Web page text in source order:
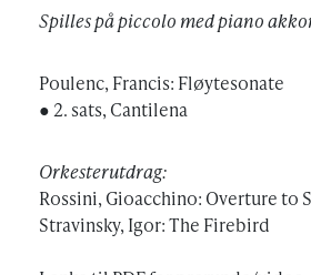
Spilles på piccolo med piano
Poulenc, Francis: Fløytesonate
● 2. sats, Cantilena
Orkesterutdrag:
Rossini, Gioacchino: Overture to
Stravinsky, Igor: The Firebird